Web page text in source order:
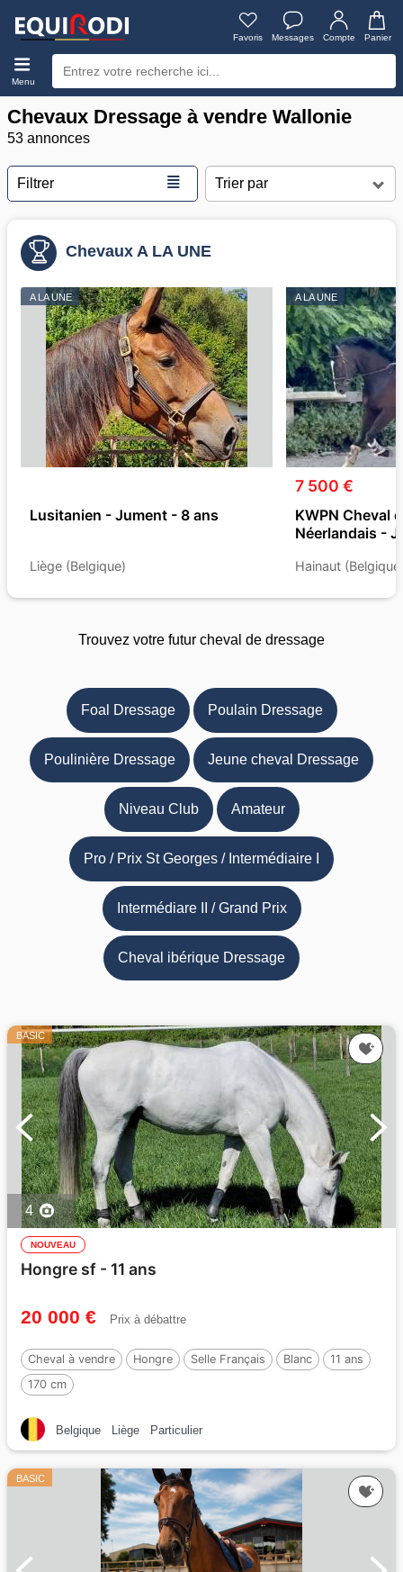
Favoris Messages Compte Panier
Menu
Chevaux Dressage à vendre Wallonie
53 annonces
Filtrer ≣
Chevaux A LA UNE
A LA UNE
Lusitanien - Jument - 8 ans
Liège (Belgique)
A LA UNE
7 500 €
KWPN Cheval
Néerlandais -
Hainaut
Trouvez votre futur cheval de dressage
Foal Dressage Poulain Dressage
Poulinière Dressage Jeune cheval Dressage
Niveau Club Amateur
Pro / Prix St Georges / Intermédiaire I
Intermédiare II / Grand Prix
Cheval ibérique Dressage
BASIC
4
NOUVEAU
Hongre sf - 11 ans
20 000 € Prix à débattre
Cheval à vendre Hongre Selle Français Blanc
11 ans
170 cm
Belgique Liège Particulier
BASIC